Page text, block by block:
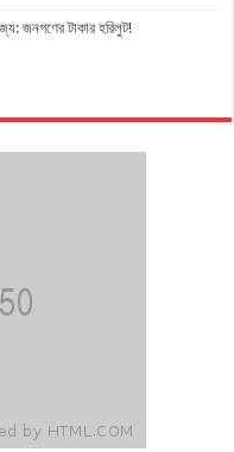
জনগণের টাকার হরিলুট!